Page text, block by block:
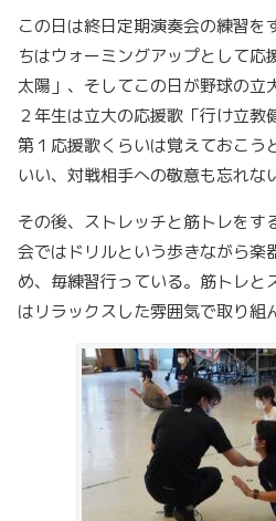
この日は終日定期演奏会の練習を
ちはウォーミングアップとして応
太陽」、そしてこの日が野球の立
２年生は立大の応援歌「行け立教
第１応援歌くらいは覚えておこう
いい、対戦相手への敬意も忘れな
その後、ストレッチと筋トレをす
会ではドリルという歩きながら楽
め、毎練習行っている。筋トレと
はリラックスした雰囲気で取り組